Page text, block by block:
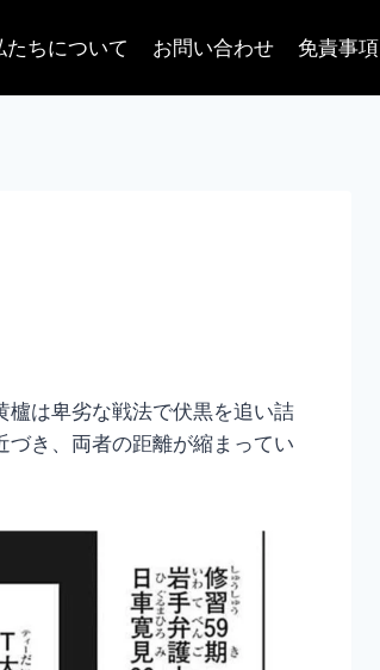
たちについて お問い合わせ 免責事項
櫨は卑劣な戦法で伏黒を追い詰
き、両者の距離が縮まってい